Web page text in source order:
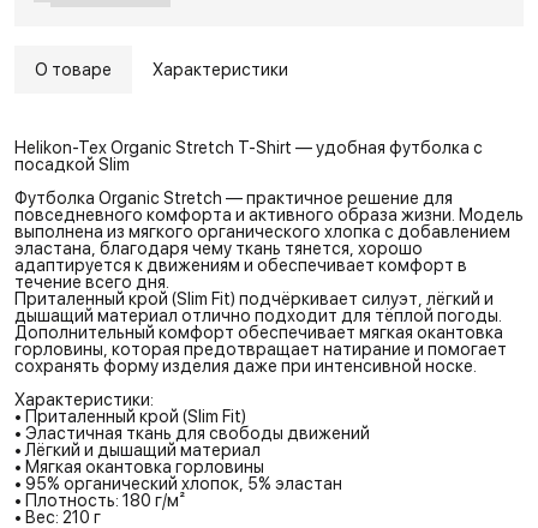
О товаре Характеристики
Helikon-Tex Organic Stretch T-Shirt — удобная футболка с
посадкой Slim
Футболка Organic Stretch — практичное решение для
повседневного комфорта и активного образа жизни. Модель
выполнена из мягкого органического хлопка с добавлением
эластана, благодаря чему ткань тянется, хорошо
адаптируется к движениям и обеспечивает комфорт в
течение всего дня.
Приталенный крой (Slim Fit) подчёркивает силуэт, лёгкий и
дышащий материал отлично подходит для тёплой погоды.
Дополнительный комфорт обеспечивает мягкая окантовка
горловины, которая предотвращает натирание и помогает
сохранять форму изделия даже при интенсивной носке.
Характеристики:
• Приталенный крой (Slim Fit)
• Эластичная ткань для свободы движений
• Лёгкий и дышащий материал
• Мягкая окантовка горловины
• 95% органический хлопок, 5% эластан
• Плотность: 180 г/м²
• Вес: 210 г